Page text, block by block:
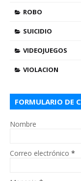
ROBO
SUICIDIO
VIDEOJUEGOS
VIOLACION
FORMULARIO DE
Nombre
Correo electrónico *